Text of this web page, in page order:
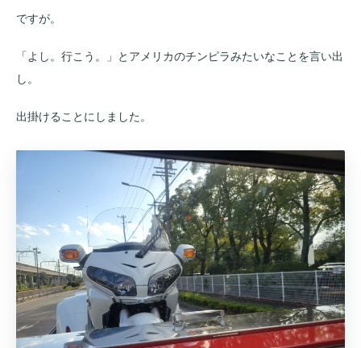
ですが。
「よし。行こう。」とアメリカのチンピラみたいなことを言い出
し。
出掛けることにしました。